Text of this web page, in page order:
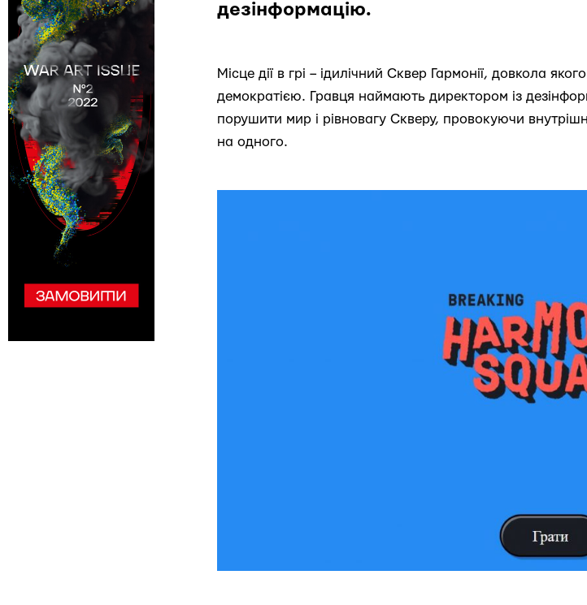
дезінформацію.
Місце дії в грі – ідилічний Сквер Гармонії, довкола
демократією. Гравця наймають директором із
порушити мир і рівновагу Скверу, провокуючи
на одного.